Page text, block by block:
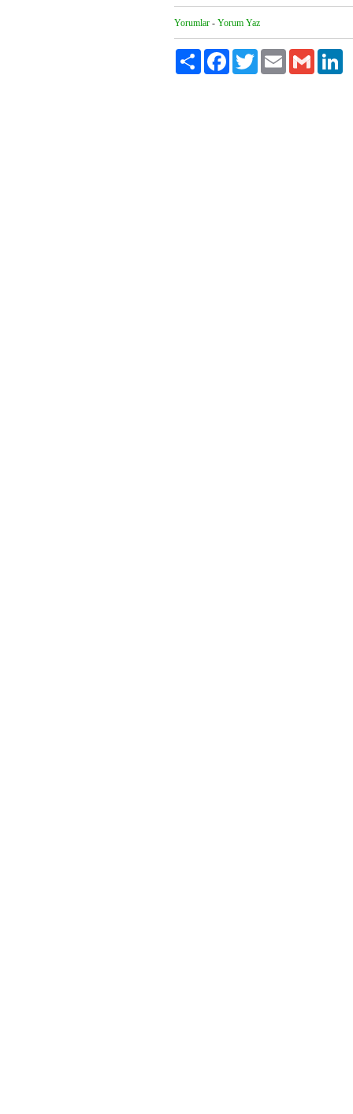
Yorumlar - Yorum Yaz
Paylaş FacebookTwitter Email Gmail